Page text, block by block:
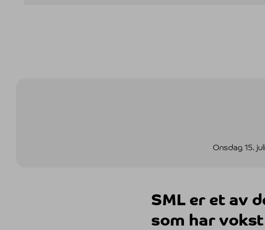
Onsdag 15.
SML er et av
som har